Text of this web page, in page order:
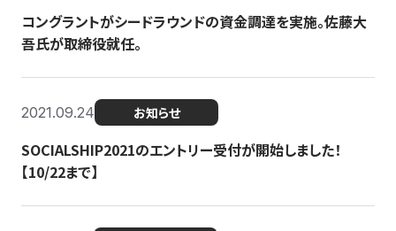
コングラントがシードラウンドの資金調達を実施。佐藤大
吾氏が取締役就任。
2021.09.24 お知らせ
SOCIALSHIP2021のエントリー受付が開始しました！
【10/22まで】